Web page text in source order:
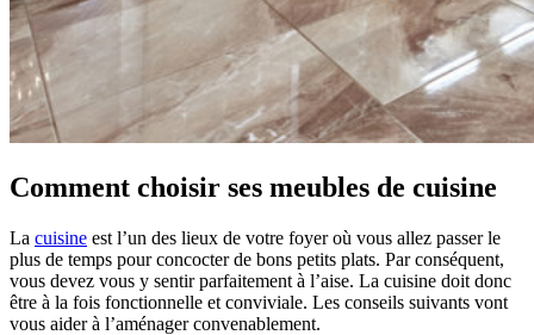
Comment choisir ses meubles de cuisine
La cuisine est l’un des lieux de votre foyer où vous allez passer le
plus de temps pour concocter de bons petits plats. Par conséquent,
vous devez vous y sentir parfaitement à l’aise. La cuisine doit donc
être à la fois fonctionnelle et conviviale. Les conseils suivants vont
vous aider à l’aménager convenablement.